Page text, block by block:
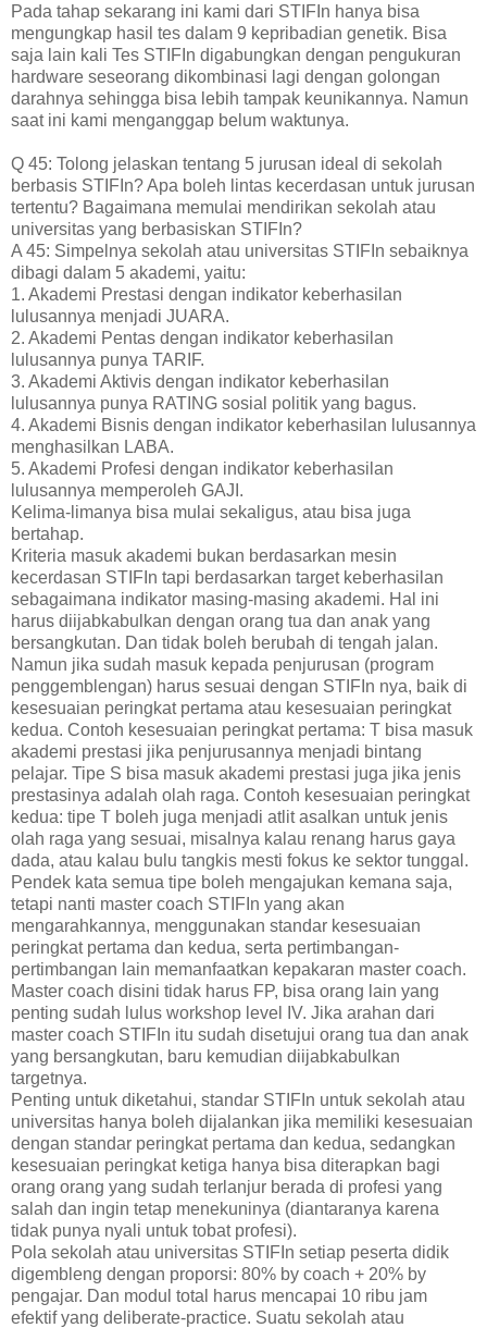
Pada tahap sekarang ini kami dari STIFIn hanya bisa
mengungkap hasil tes dalam 9 kepribadian genetik. Bisa
saja lain kali Tes STIFIn digabungkan dengan pengukuran
hardware seseorang dikombinasi lagi dengan golongan
darahnya sehingga bisa lebih tampak keunikannya. Namun
saat ini kami menganggap belum waktunya.
Q 45: Tolong jelaskan tentang 5 jurusan ideal di sekolah
berbasis STIFIn? Apa boleh lintas kecerdasan untuk jurusan
tertentu? Bagaimana memulai mendirikan sekolah atau
universitas yang berbasiskan STIFIn?
A 45: Simpelnya sekolah atau universitas STIFIn sebaiknya
dibagi dalam 5 akademi, yaitu:
1. Akademi Prestasi dengan indikator keberhasilan
lulusannya menjadi JUARA.
2. Akademi Pentas dengan indikator keberhasilan
lulusannya punya TARIF.
3. Akademi Aktivis dengan indikator keberhasilan
lulusannya punya RATING sosial politik yang bagus.
4. Akademi Bisnis dengan indikator keberhasilan lulusannya
menghasilkan LABA.
5. Akademi Profesi dengan indikator keberhasilan
lulusannya memperoleh GAJI.
Kelima-limanya bisa mulai sekaligus, atau bisa juga
bertahap.
Kriteria masuk akademi bukan berdasarkan mesin
kecerdasan STIFIn tapi berdasarkan target keberhasilan
sebagaimana indikator masing-masing akademi. Hal ini
harus diijabkabulkan dengan orang tua dan anak yang
bersangkutan. Dan tidak boleh berubah di tengah jalan.
Namun jika sudah masuk kepada penjurusan (program
penggemblengan) harus sesuai dengan STIFIn nya, baik di
kesesuaian peringkat pertama atau kesesuaian peringkat
kedua. Contoh kesesuaian peringkat pertama: T bisa masuk
akademi prestasi jika penjurusannya menjadi bintang
pelajar. Tipe S bisa masuk akademi prestasi juga jika jenis
prestasinya adalah olah raga. Contoh kesesuaian peringkat
kedua: tipe T boleh juga menjadi atlit asalkan untuk jenis
olah raga yang sesuai, misalnya kalau renang harus gaya
dada, atau kalau bulu tangkis mesti fokus ke sektor tunggal.
Pendek kata semua tipe boleh mengajukan kemana saja,
tetapi nanti master coach STIFIn yang akan
mengarahkannya, menggunakan standar kesesuaian
peringkat pertama dan kedua, serta pertimbangan-
pertimbangan lain memanfaatkan kepakaran master coach.
Master coach disini tidak harus FP, bisa orang lain yang
penting sudah lulus workshop level IV. Jika arahan dari
master coach STIFIn itu sudah disetujui orang tua dan anak
yang bersangkutan, baru kemudian diijabkabulkan
targetnya.
Penting untuk diketahui, standar STIFIn untuk sekolah atau
universitas hanya boleh dijalankan jika memiliki kesesuaian
dengan standar peringkat pertama dan kedua, sedangkan
kesesuaian peringkat ketiga hanya bisa diterapkan bagi
orang orang yang sudah terlanjur berada di profesi yang
salah dan ingin tetap menekuninya (diantaranya karena
tidak punya nyali untuk tobat profesi).
Pola sekolah atau universitas STIFIn setiap peserta didik
digembleng dengan proporsi: 80% by coach + 20% by
pengajar. Dan modul total harus mencapai 10 ribu jam
efektif yang deliberate-practice. Suatu sekolah atau